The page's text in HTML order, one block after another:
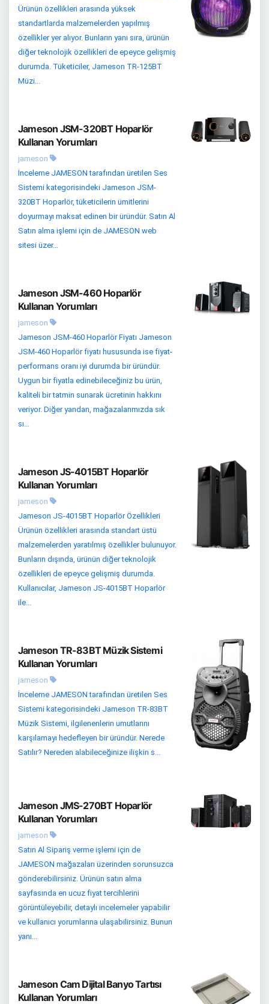
Ürünün özellikleri arasında yüksek
standartlarda malzemelerden yapılmış
özellikler yer alıyor. Bunların yanı sıra, ürünün
diğer teknolojik özellikleri de epeyce gelişmiş
durumda. Tüketiciler, Jameson TR-125BT
Müzi...
Jameson JSM-320BT Hoparlör
Kullanan Yorumları
jameson
İnceleme JAMESON tarafından üretilen Ses
Sistemi kategorisindeki Jameson JSM-
320BT Hoparlör, tüketicilerin ümitlerini
doyurmayı maksat edinen bir üründür. Satın Al
Satın alma işlemi için de JAMESON web
sitesi üzer...
Jameson JSM-460 Hoparlör
Kullanan Yorumları
jameson
Jameson JSM-460 Hoparlör Fiyatı Jameson
JSM-460 Hoparlör fiyatı hususunda ise fiyat-
performans oranı iyi durumda bir üründür.
Uygun bir fiyatla edinebileceğiniz bu ürün,
kaliteli bir tatmin sunarak ücretinin hakkını
veriyor. Diğer yandan, mağazalarımızda sık
sı...
Jameson JS-4015BT Hoparlör
Kullanan Yorumları
jameson
Jameson JS-4015BT Hoparlör Özellikleri
Ürünün özellikleri arasında standart üstü
malzemelerden yaratılmış özellikler bulunuyor.
Bunların dışında, ürünün diğer teknolojik
özellikleri de epeyce gelişmiş durumda.
Kullanıcılar, Jameson JS-4015BT Hoparlör
ile...
Jameson TR-83BT Müzik Sistemi
Kullanan Yorumları
jameson
İnceleme JAMESON tarafından üretilen Ses
Sistemi kategorisindeki Jameson TR-83BT
Müzik Sistemi, ilgilenenlerin umutlarını
karşılamayı hedefleyen bir üründür. Nerede
Satılır? Nereden alabileceğinize ilişkin s...
Jameson JMS-270BT Hoparlör
Kullanan Yorumları
jameson
Satın Al Sipariş verme işlemi için de
JAMESON mağazaları üzerinden sorunsuzca
gönderebilirsiniz. Ürünün satın alma
sayfasında en ucuz fiyat tercihlerini
görüntüleyebilir, detaylı incelemeler yapabilir
ve kullanıcı yorumlarına ulaşabilirsiniz. Bunun
yanı...
Jameson Cam Dijital Banyo Tartısı
Kullanan Yorumları